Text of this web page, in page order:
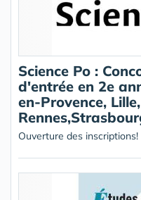
Science Po :
d'entrée en 2e
en-Provence,
Ouverture des inscriptions!